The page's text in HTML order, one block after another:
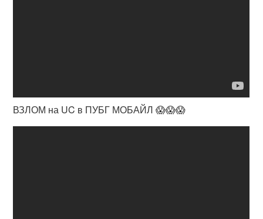
ВЗЛОМ на UC в ПУБГ МОБАЙЛ 😱😱😱